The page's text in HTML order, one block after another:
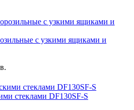
с узкими ящиками и
стеклами DF130SF-S